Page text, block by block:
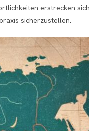
erstrecken
sicherzustellen.